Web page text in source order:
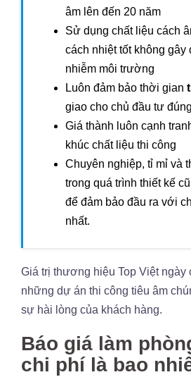
âm lên đến 20 năm
Sử dụng chất liệu cách
cách nhiệt tốt không gây
nhiễm môi trường
Luôn đảm bảo thời gian
giao cho chủ đầu tư
Giá thành luôn cạnh
khúc chất liệu thi công
Chuyên nghiệp, tỉ mỉ và
trong quá trình thiết kế
để đảm bảo đầu ra với
nhất.
Giá trị thương hiệu Top Việt ngày
những dự án thi công tiêu âm
sự hài lòng của khách hàng.
Báo giá làm
chi phí là bao